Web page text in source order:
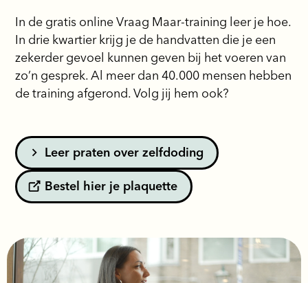
In de gratis online Vraag Maar-training leer je hoe.
In drie kwartier krijg je de handvatten die je een
zekerder gevoel kunnen geven bij het voeren van
zo’n gesprek. Al meer dan 40.000 mensen hebben
de training afgerond. Volg jij hem ook?
Leer praten over zelfdoding
Bestel hier je plaquette